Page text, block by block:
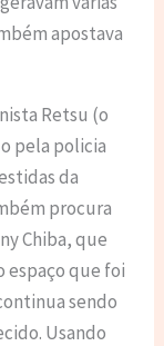
apostava
Retsu (o
pela policia
da
procura
Chiba, que
que foi
sendo
Usando